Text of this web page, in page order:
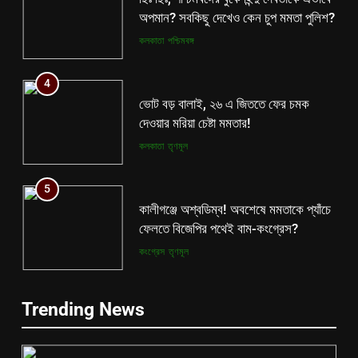
অপমান? সবকিছু দেখেও কেন চুপ মমতা পুলিশ?
কলকাতা পশ্চিমবঙ্গ
4
ভোট বড় বালাই, ২৬ এ জিততে ফের চমক
দেওয়ার মরিয়া চেষ্টা মমতার!
কলকাতা তৃণমূল
5
কালীগঞ্জে অশ্বডিম্ব! অবশেষে মমতাকে প্যাঁচে
ফেলতে বিজেপির পথেই বাম-কংগ্রেস?
কংগ্রেস তৃণমূল
ফের শুরু ভারত-পাক যুদ্ধ? কোমর ভাঙতেই
Trending News
5
কালীগঞ্জে অশ্বডিম্ব! অবশেষে মমতাকে প্যাঁচে
ফেলতে বিজেপির পথেই বাম-কংগ্রেস?